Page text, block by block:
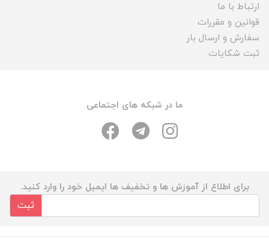
ارتباط با ما
قوانین و مقررات
سفارش و ارسال بار
ثبت شکایات
ما در شبکه های اجتماعی
برای اطلاع از آموزش ها و تخفیف ها ایمیل خود را وارد کنید.
ثبت